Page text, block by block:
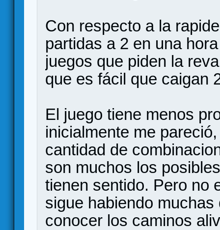
Con respecto a la
partidas a 2 en una
juegos que piden la
que es fácil que caigan
El juego tiene menos
inicialmente me
cantidad de
son muchos los
tienen sentido. Pero no
sigue habiendo
conocer los caminos